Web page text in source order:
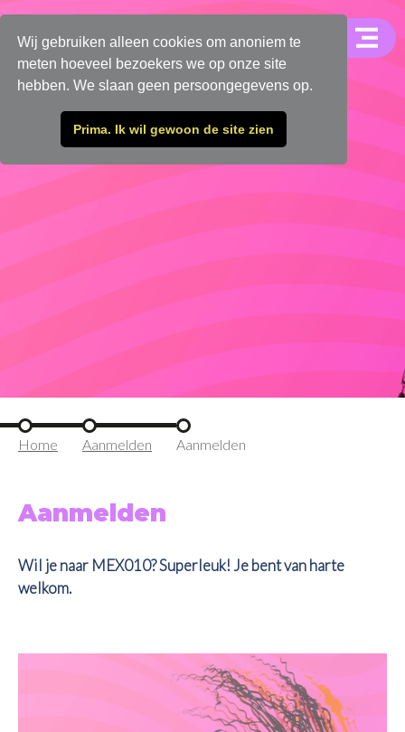
Wij gebruiken alleen cookies om anoniem te
meten hoeveel bezoekers we op onze site
hebben. We slaan geen persoongegevens op.
Prima. Ik wil gewoon de site zien
Home Aanmelden Aanmelden
Aanmelden
Wil je naar MEX010? Superleuk! Je bent van harte
welkom.